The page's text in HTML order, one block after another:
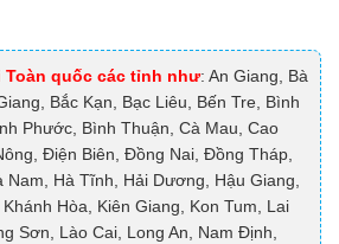
Toàn quốc các tỉnh như: An Giang, Bà
Bắc Kạn, Bạc Liêu, Bến Tre, Bình
Phước, Bình Thuận, Cà Mau, Cao
Điện Biên, Đồng Nai, Đồng Tháp,
Nam, Hà Tĩnh, Hải Dương, Hậu Giang,
Hòa, Kiên Giang, Kon Tum, Lai
Sơn, Lào Cai, Long An, Nam Định,